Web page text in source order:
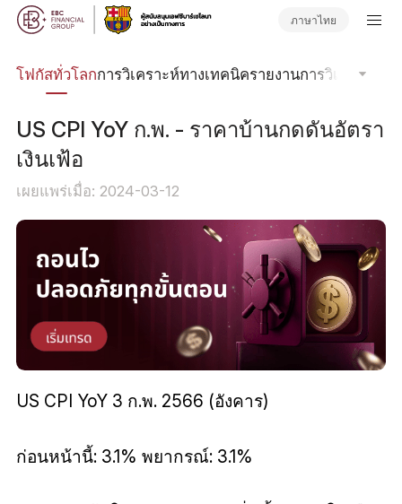
ภาษาไทย
โฟกัสทั่วโลกการวิเคราะห์ทางเทคนิครายงานการวิเคราะห์
US CPI YoY ก.พ. - ราคาบ้านกดดันอัตรา
เงินเฟ้อ
เผยแพร่เมื่อ: 2024-03-12
US CPI YoY 3 ก.พ. 2566 (อังคาร)
ก่อนหน้านี้: 3.1% พยากรณ์: 3.1%